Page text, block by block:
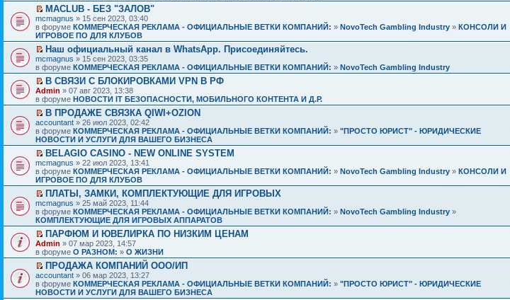
MACLUB - БЕЗ "ЗАЛОВ"
mcmagnus » 15 сен 2023, 03:40
в форуме КОММЕРЧЕСКАЯ РЕКЛАМА - ОФИЦИАЛЬНЫЕ ВЕТКИ КОМПАНИЙ: » NovoTech Gambling Industry » КОНСОЛИ И
ИГРОВОЕ ПО ДЛЯ КЛУБОВ
Наш официальный канал в WhatsApp. Присоединяйтесь.
mcmagnus » 15 сен 2023, 03:35
в форуме КОММЕРЧЕСКАЯ РЕКЛАМА - ОФИЦИАЛЬНЫЕ ВЕТКИ КОМПАНИЙ: » NovoTech Gambling Industry
В СВЯЗИ С БЛОКИРОВКАМИ VPN В РФ
Admin » 07 авг 2023, 13:38
в форуме НОВОСТИ IT БЕЗОПАСНОСТИ, МОБИЛЬНОГО КОНТЕНТА И Д.Р.
В ПРОДАЖЕ СВЯЗКА QIWI+OZION
accountant » 26 июл 2023, 02:42
в форуме КОММЕРЧЕСКАЯ РЕКЛАМА - ОФИЦИАЛЬНЫЕ ВЕТКИ КОМПАНИЙ: » "ПРОСТО ЮРИСТ" - ЮРИДИЧЕСКИЕ
НОВОСТИ И УСЛУГИ ДЛЯ ВАШЕГО БИЗНЕСА
BELAGIO CASINO - NEW ONLINE SYSTEM
mcmagnus » 22 июл 2023, 13:41
в форуме КОММЕРЧЕСКАЯ РЕКЛАМА - ОФИЦИАЛЬНЫЕ ВЕТКИ КОМПАНИЙ: » NovoTech Gambling Industry » КОНСОЛИ И
ИГРОВОЕ ПО ДЛЯ КЛУБОВ
ПЛАТЫ, ЗАМКИ, КОМПЛЕКТУЮЩИЕ ДЛЯ ИГРОВЫХ
mcmagnus » 25 май 2023, 11:44
в форуме КОММЕРЧЕСКАЯ РЕКЛАМА - ОФИЦИАЛЬНЫЕ ВЕТКИ КОМПАНИЙ: » NovoTech Gambling Industry »
КОМПЛЕКТУЮЩИЕ ДЛЯ ИГРОВЫХ АППАРАТОВ
ПАРФЮМ И ЮВЕЛИРКА ПО НИЗКИМ ЦЕНАМ
Admin » 07 мар 2023, 14:57
в форуме О РАЗНОМ: » О ЖИЗНИ
ПРОДАЖА КОМПАНИЙ ООО/ИП
accountant » 06 мар 2023, 13:27
в форуме КОММЕРЧЕСКАЯ РЕКЛАМА - ОФИЦИАЛЬНЫЕ ВЕТКИ КОМПАНИЙ: » "ПРОСТО ЮРИСТ" - ЮРИДИЧЕСКИЕ
НОВОСТИ И УСЛУГИ ДЛЯ ВАШЕГО БИЗНЕСА